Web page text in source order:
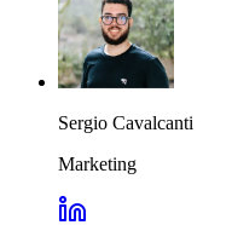
Sergio Cavalcanti
Marketing